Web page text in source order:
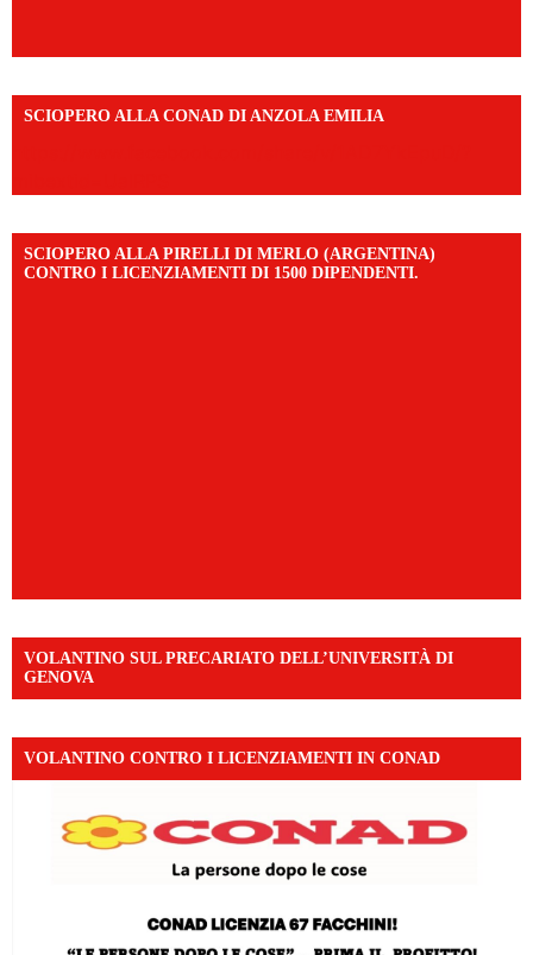
SCIOPERO ALLA CONAD DI ANZOLA EMILIA
SCIOPERO ALLA PIRELLI DI MERLO (ARGENTINA)
CONTRO I LICENZIAMENTI DI 1500 DIPENDENTI.
VOLANTINO SUL PRECARIATO DELL’UNIVERSITÀ DI
GENOVA
VOLANTINO CONTRO I LICENZIAMENTI IN CONAD